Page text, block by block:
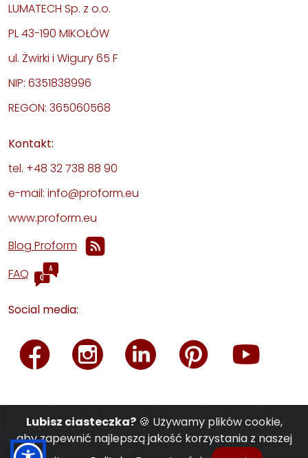
LUMATECH Sp. z o.o.
PL 43-190 MIKOŁÓW
ul. Żwirki i Wigury 65 F
NIP: 6351838996
REGON: 365060568
Kontakt:
tel. +48 32 738 88 90
e-mail: info@proform.eu
www.proform.eu
Blog Proform
FAQ
Social media:
Lubisz ciasteczka?🍪 Używamy plików cookie,
aby zapewnić najlepszą jakość korzystania z naszej